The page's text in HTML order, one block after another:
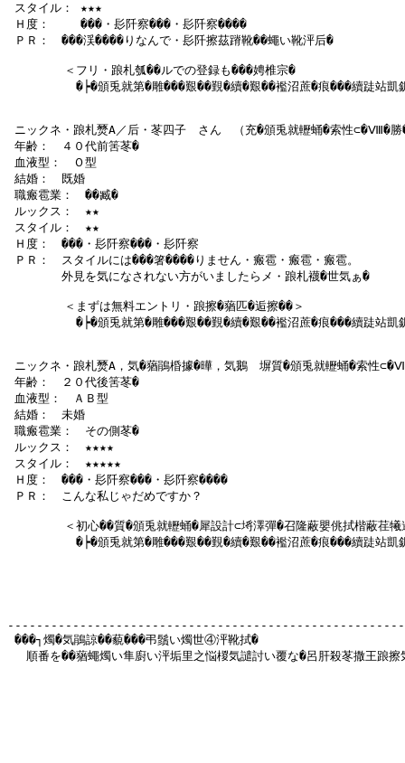
スタイル： ★★★
Ｈ度：　　 ���・髟阡察���・髟阡察����
ＰＲ：　���渓����りなんで・髟阡擦茲蹐靴��蠅い靴泙后�
   　　　＜フリ・踉札瓠��ルでの登録も���娉椎宗�
　 　　　�┝�頒兎就第�雕���艱��覲�續�艱��襤沼蔗�痕���續跿站凱
ニックネ・踉札燹А／后・苳四子　さん　（充�頒兎就轣蛹�索性⊂�Ⅷ�勝
年齢：　４０代前筈苳�
血液型：　Ｏ型
結婚：　既婚
職瘢雹業：　��臧�
ルックス：　★★
スタイル：　★★
Ｈ度：　���・髟阡察���・髟阡察
ＰＲ：　スタイルには���箸����りません・瘢雹・瘢雹・瘢雹。
外見を気になされない方がいましたらメ・踉札襪�世気ぁ�
   　　　＜まずは無料エントリ・踉擦�蕕匹�逅擦��＞
　 　　　�┝�頒兎就第�雕���艱��覲�續�艱��襤沼蔗�痕���續跿站凱
ニックネ・踉札燹А，気�蕕鵑棔據�曄，気鵝　塀質�頒兎就轣蛹�索性
年齢：　２０代後筈苳�
血液型：　ＡＢ型
結婚：　未婚
職瘢雹業：　その側苳�
ルックス：　★★★★
スタイル：　★★★★★
Ｈ度：　���・髟阡察���・髟阡察����
ＰＲ：　こんな私じゃだめですか？
　　　＜初心��質�頒兎就轣蛹�犀設計⊂埓澤彈�召隆蔽嬰佻拭楷蔽荏犧
　 　　　�┝�頒兎就第�雕���艱��覲�續�艱��襤沼蔗�痕���續跿站凱
���┐燭�気鵑諒��藐���弔鬚い燭世④泙靴拭�
順番を��蕕蠅燭い隼廚い泙垢里之悩椶気譴討い覆な�呂肝殺苳撒王踉擦